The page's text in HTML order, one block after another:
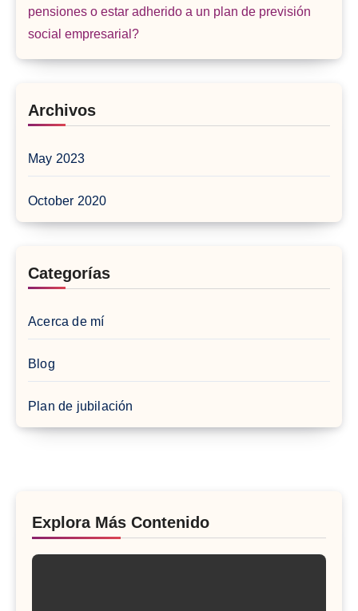
pensiones o estar adherido a un plan de previsión
social empresarial?
Archivos
May 2023
October 2020
Categorías
Acerca de mí
Blog
Plan de jubilación
Explora Más Contenido